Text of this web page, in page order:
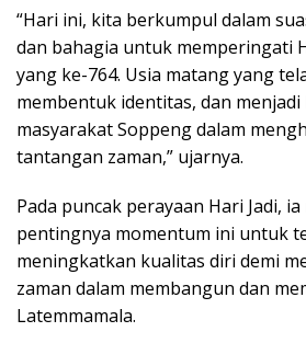
“Hari ini, kita berkumpul dalam
dan bahagia untuk memperingati
yang ke-764. Usia matang yang
membentuk identitas, dan
masyarakat Soppeng dalam
tantangan zaman,” ujarnya.
Pada puncak perayaan Hari Jadi,
pentingnya momentum ini untuk
meningkatkan kualitas diri demi
zaman dalam membangun dan
Latemmamala.